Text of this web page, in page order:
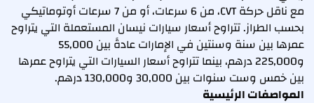
مع ناقل حركة CVT، من 6 سرعات، أو من 7 سرعات أوتوماتيكي
بحسب الطراز. تتراوح أسعار سيارات نيسان المستعملة التي يتراوح
عمرها بين سنة وسنتين في الإمارات عادةً بين 55,000
و225,000 درهم، بينما تتراوح أسعار السيارات التي يتراوح عمرها
بين خمس وست سنوات بين 30,000 و130,000 درهم.
المواصفات الرئيسية